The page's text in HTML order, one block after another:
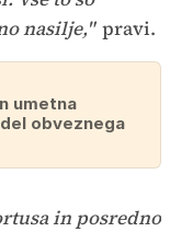
nasilje," pravi.
umetna
obveznega
in posredno